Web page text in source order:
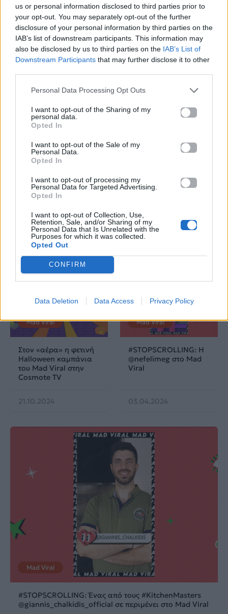
us or personal information disclosed to third parties prior to
your opt-out. You may separately opt-out of the further
disclosure of your personal information by third parties on the
IAB’s list of downstream participants. This information may
also be disclosed by us to third parties on the IAB’s List of
Downstream Participants that may further disclose it to other
Personal Data Processing Opt Outs
I want to opt-out of the Sharing of my
personal data.
Opted In
I want to opt-out of the Sale of my
Personal Data.
Opted In
I want to opt-out of processing my
Personal Data for Targeted Advertising.
Opted In
I want to opt-out of Collection, Use,
Retention, Sale, and/or Sharing of my
Personal Data that Is Unrelated with the
Purposes for which it was collected.
Opted Out
CONFIRM
Data Deletion Data Access Privacy Policy
ΠΡΩΙΝΟ Chaγάκιε: Το
Πρωϊνό που ΔΕΝ
παίζει ΠΡΩΙ έρχεται
στο Mad Viral!
05.05.2025
Mad Viral: Valentine’s
Secret Dates
06.02.2025
Mad Viral
‪@KaterinaVlachou‬ και
η Λίζα στο 2ο
επεισόδιο!
18.12.2024
Viral στην Cosmote TV
αφιερώνει τα φετινά
κατοικίδια
16.12.2024
Mad Viral
Στον «αέρα» η φετινή
Halloween καμπάνια
του Mad Viral στην
Cosmote TV
21.10.2024
Mad Viral
#STOPSCROLLING: Η
@nefelimeg στο Mad
Viral
03.04.2024
Mad Viral
#STOPSCROLLING: Ένας από τους #KitchenMasters
@giannis_chalkidis_official σε περιμένει στο Mad Viral